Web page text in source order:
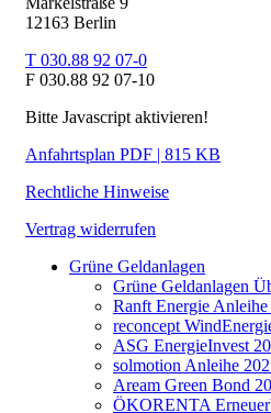
12163 Berlin
T 030.88 92 07-0
F 030.88 92 07-10
Bitte Javascript aktivieren!
Anfahrtsplan PDF | 815 KB
Rechtliche Hinweise
Vertrag widerrufen
Grüne Geldanlagen
Grüne Geldanlagen
Ranft Energie
reconcept
ASG EnergieInvest
solmotion Anleihe
Aream Green Bond
ÖKORENTA